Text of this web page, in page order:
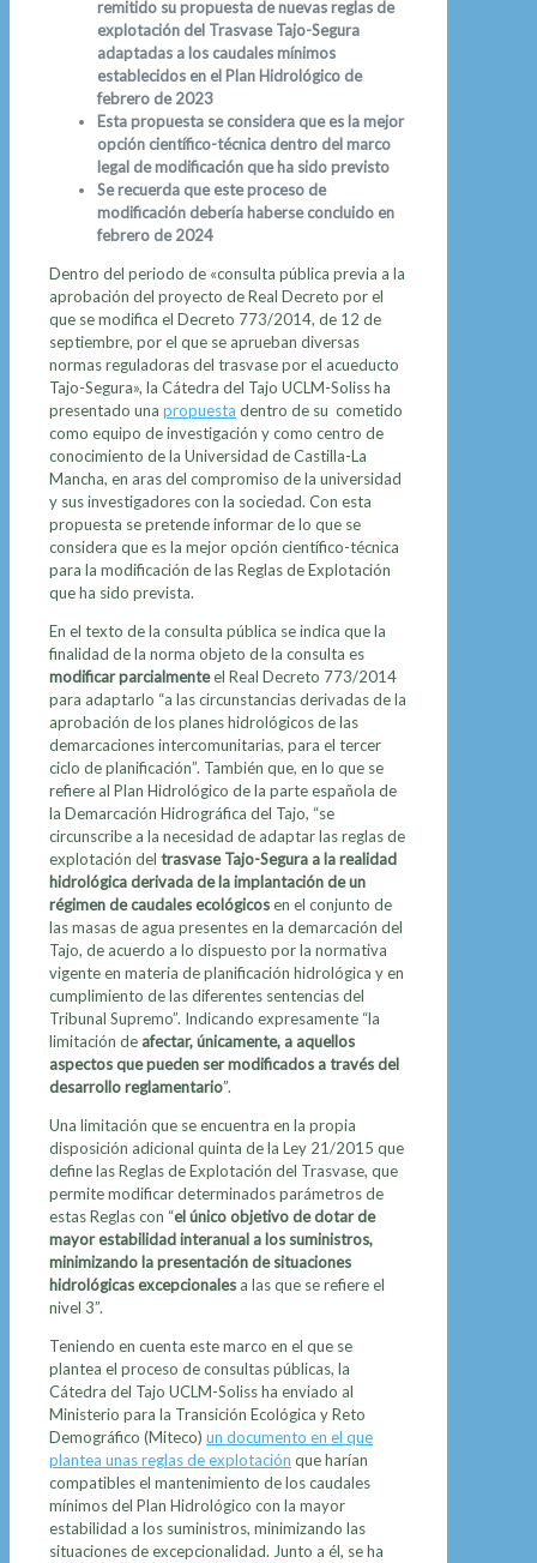
remitido su propuesta de nuevas reglas de
explotación del Trasvase Tajo-Segura
adaptadas a los caudales mínimos
establecidos en el Plan Hidrológico de
febrero de 2023
Esta propuesta se considera que es la mejor
opción científico-técnica dentro del marco
legal de modificación que ha sido previsto
Se recuerda que este proceso de
modificación debería haberse concluido en
febrero de 2024
Dentro del periodo de «consulta pública previa a la
aprobación del proyecto de Real Decreto por el
que se modifica el Decreto 773/2014, de 12 de
septiembre, por el que se aprueban diversas
normas reguladoras del trasvase por el acueducto
Tajo-Segura», la Cátedra del Tajo UCLM-Soliss ha
presentado una propuesta dentro de su cometido
como equipo de investigación y como centro de
conocimiento de la Universidad de Castilla-La
Mancha, en aras del compromiso de la universidad
y sus investigadores con la sociedad. Con esta
propuesta se pretende informar de lo que se
considera que es la mejor opción científico-técnica
para la modificación de las Reglas de Explotación
que ha sido prevista.
En el texto de la consulta pública se indica que la
finalidad de la norma objeto de la consulta es
modificar parcialmenteel Real Decreto 773/2014
para adaptarlo “a las circunstancias derivadas de la
aprobación de los planes hidrológicos de las
demarcaciones intercomunitarias, para el tercer
ciclo de planificación”. También que, en lo que se
refiere al Plan Hidrológico de la parte española de
la Demarcación Hidrográfica del Tajo, “se
circunscribe a la necesidad de adaptar las reglas de
explotación del trasvase Tajo-Segura a la realidad
hidrológica derivada de la implantación de un
régimen de caudales ecológicosen el conjunto de
las masas de agua presentes en la demarcación del
Tajo, de acuerdo a lo dispuesto por la normativa
vigente en materia de planificación hidrológica y en
cumplimiento de las diferentes sentencias del
Tribunal Supremo”. Indicando expresamente “la
limitación de afectar, únicamente, a aquellos
aspectos que pueden ser modificados a través del
desarrollo reglamentario”.
Una limitación que se encuentra en la propia
disposición adicional quinta de la Ley 21/2015 que
define las Reglas de Explotación del Trasvase, que
permite modificar determinados parámetros de
estas Reglas con “el único objetivo de dotar de
mayor estabilidad interanual a los suministros,
minimizando la presentación de situaciones
hidrológicas excepcionales a las que se refiere el
nivel 3”.
Teniendo en cuenta este marco en el que se
plantea el proceso de consultas públicas, la
Cátedra del Tajo UCLM-Soliss ha enviado al
Ministerio para la Transición Ecológica y Reto
Demográfico (Miteco) un documento en el que
plantea unas reglas de explotación que harían
compatibles el mantenimiento de los caudales
mínimos del Plan Hidrológico con la mayor
estabilidad a los suministros, minimizando las
situaciones de excepcionalidad. Junto a él, se ha